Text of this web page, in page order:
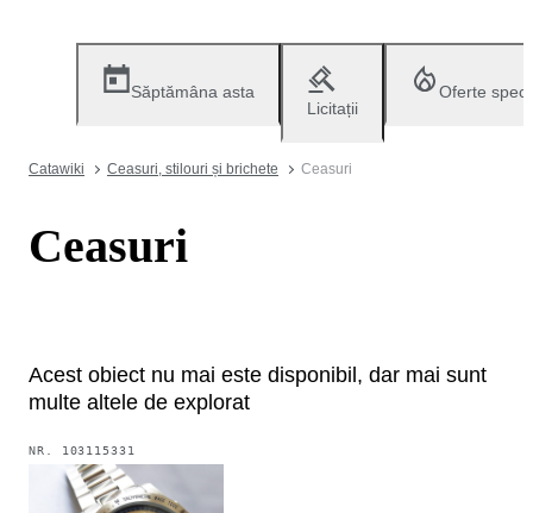
Săptămâna asta
Licitații
Oferte
Catawiki Ceasuri, stilouri și brichete Ceasuri
Ceasuri
Acest obiect nu mai este disponibil, dar mai sunt
multe altele de explorat
NR. 103115331